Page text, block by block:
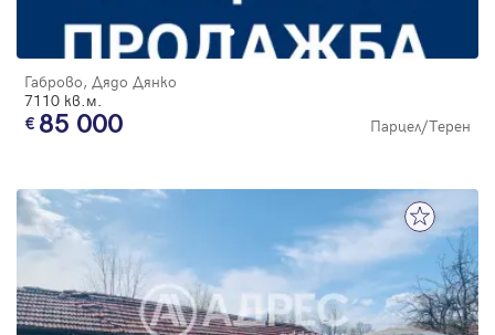
Габрово, Дядо Дянко
7110 кв.м.
85 000 Парцел/Терен